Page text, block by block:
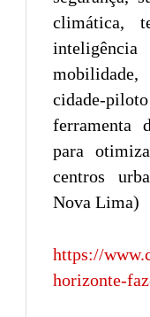
climática,
cidade-
ferramenta
para
centros
Nova Lima)
https://
horizonte-